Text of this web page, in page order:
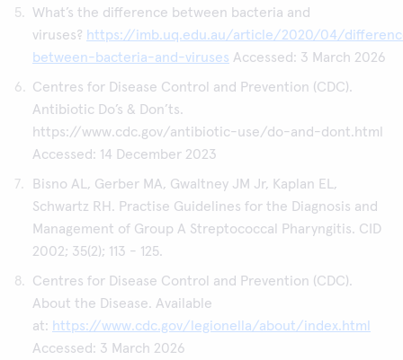
What’s the difference between bacteria and
viruses? https://imb.uq.edu.au/article/2020/04/
between-bacteria-and-viruses Accessed: 3 March 2026
Centres for Disease Control and Prevention (CDC).
Antibiotic Do’s & Don’ts.
https://www.cdc.gov/antibiotic-use/do-and-dont.html
Accessed: 14 December 2023
Bisno AL, Gerber MA, Gwaltney JM Jr, Kaplan EL,
Schwartz RH. Practise Guidelines for the Diagnosis and
Management of Group A Streptococcal Pharyngitis. CID
2002; 35(2); 113 - 125.
Centres for Disease Control and Prevention (CDC).
About the Disease. Available
at: https://www.cdc.gov/legionella/about/index.html
Accessed: 3 March 2026